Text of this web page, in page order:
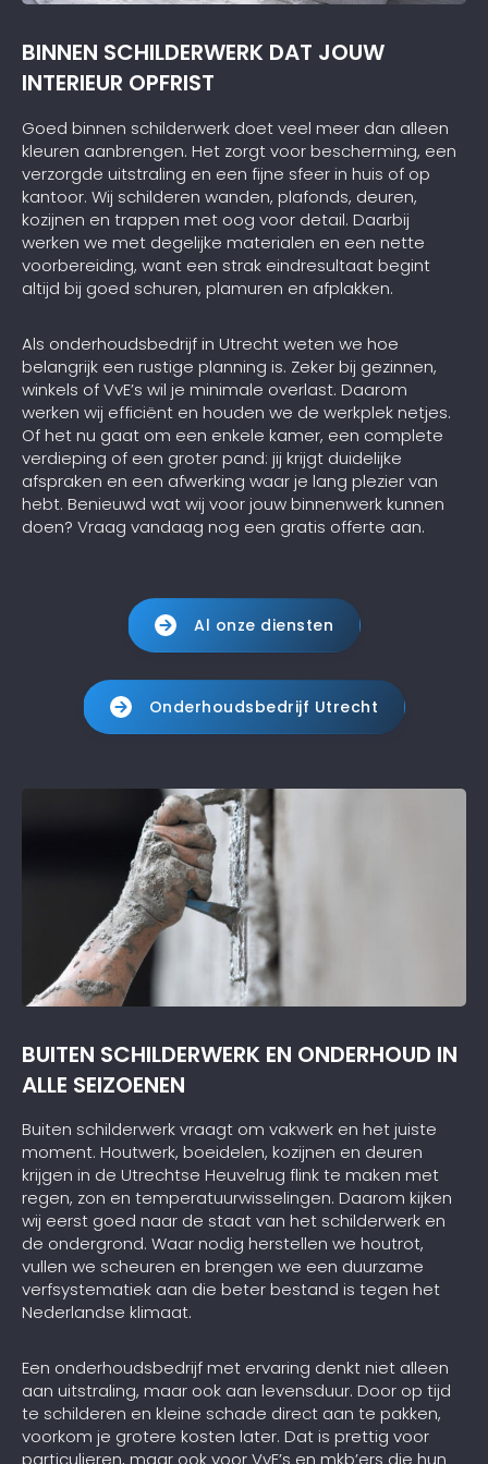
BINNEN SCHILDERWERK DAT JOUW
INTERIEUR OPFRIST
Goed binnen schilderwerk doet veel meer dan alleen
kleuren aanbrengen. Het zorgt voor bescherming, een
verzorgde uitstraling en een fijne sfeer in huis of op
kantoor. Wij schilderen wanden, plafonds, deuren,
kozijnen en trappen met oog voor detail. Daarbij
werken we met degelijke materialen en een nette
voorbereiding, want een strak eindresultaat begint
altijd bij goed schuren, plamuren en afplakken.
Als onderhoudsbedrijf in Utrecht weten we hoe
belangrijk een rustige planning is. Zeker bij gezinnen,
winkels of VvE’s wil je minimale overlast. Daarom
werken wij efficiënt en houden we de werkplek netjes.
Of het nu gaat om een enkele kamer, een complete
verdieping of een groter pand: jij krijgt duidelijke
afspraken en een afwerking waar je lang plezier van
hebt. Benieuwd wat wij voor jouw binnenwerk kunnen
doen? Vraag vandaag nog een gratis offerte aan.
Al onze diensten
Onderhoudsbedrijf Utrecht
BUITEN SCHILDERWERK EN ONDERHOUD IN
ALLE SEIZOENEN
Buiten schilderwerk vraagt om vakwerk en het juiste
moment. Houtwerk, boeidelen, kozijnen en deuren
krijgen in de Utrechtse Heuvelrug flink te maken met
regen, zon en temperatuurwisselingen. Daarom kijken
wij eerst goed naar de staat van het schilderwerk en
de ondergrond. Waar nodig herstellen we houtrot,
vullen we scheuren en brengen we een duurzame
verfsystematiek aan die beter bestand is tegen het
Nederlandse klimaat.
Een onderhoudsbedrijf met ervaring denkt niet alleen
aan uitstraling, maar ook aan levensduur. Door op tijd
te schilderen en kleine schade direct aan te pakken,
voorkom je grotere kosten later. Dat is prettig voor